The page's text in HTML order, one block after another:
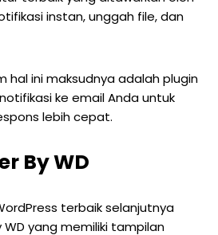
instan, unggah file, dan
hal ini maksudnya adalah plugin
ke email Anda untuk
lebih cepat.
By WD
terbaik selanjutnya
WD yang memiliki tampilan